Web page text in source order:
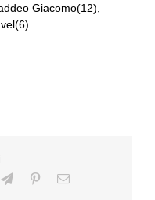
Giacomo(12),